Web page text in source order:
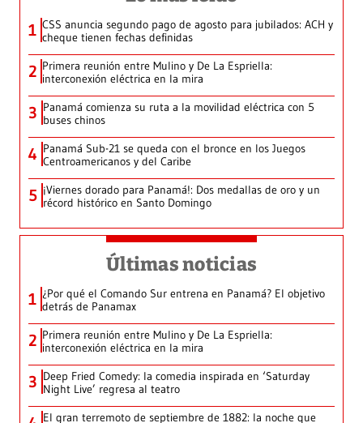
1 CSS anuncia segundo pago de agosto para jubilados: ACH y
cheque tienen fechas definidas
2 Primera reunión entre Mulino y De La Espriella:
interconexión eléctrica en la mira
3 Panamá comienza su ruta a la movilidad eléctrica con 5
buses chinos
4 Panamá Sub-21 se queda con el bronce en los Juegos
Centroamericanos y del Caribe
5 ¡Viernes dorado para Panamá!: Dos medallas de oro y un
récord histórico en Santo Domingo
Últimas noticias
1 ¿Por qué el Comando Sur entrena en Panamá? El objetivo
detrás de Panamax
2 Primera reunión entre Mulino y De La Espriella:
interconexión eléctrica en la mira
3 Deep Fried Comedy: la comedia inspirada en ‘Saturday
Night Live’ regresa al teatro
El gran terremoto de septiembre de 1882: la noche que